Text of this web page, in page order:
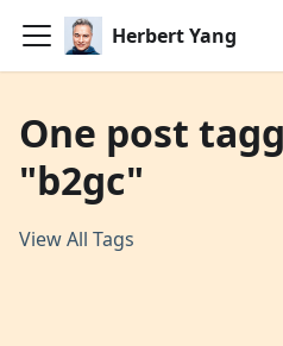
Herbert Yang
One post
"b2gc"
View All Tags